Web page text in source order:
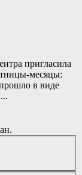
пригласила
месяцы:
в виде